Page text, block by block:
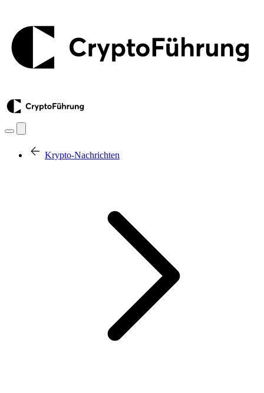
Krypto-Nachrichten